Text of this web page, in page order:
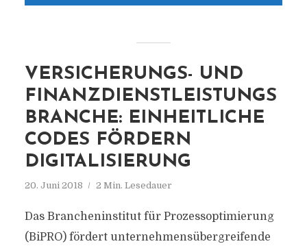
VERSICHERUNGS- UND
FINANZDIENSTLEISTUNGS
BRANCHE: EINHEITLICHE
CODES FÖRDERN
DIGITALISIERUNG
20. Juni 2018 2 Min. Lesedauer
Das Brancheninstitut für Prozessoptimierung
(BiPRO) fördert unternehmensübergreifende